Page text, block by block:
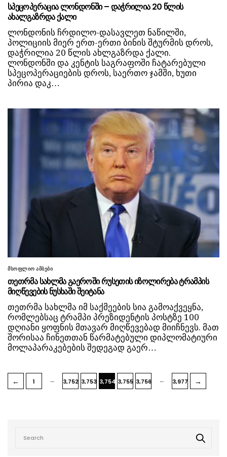
სპეცოპერაცია ლონდონში – დაჭრილია 20 წლის
ახალგაზრდა ქალი
ლონდონის ჩრდილო-დასავლეთ ნაწილში,
პოლიციის მიერ ერთ-ერთი ბინის შტურმის დროს,
დაჭრილია 20 წლის ახლგაზრდა ქალი.
ლონდონში და კენტის საგრაფოში ჩატარებული
სპეცოპერაციების დროს, საერთო ჯამში, ხუთი
პირია დაკ…
მსოფლიო ამბები
თეთრმა სახლმა გაეროში რუსეთის იზოლირება ტრამპის
მიღწევების ნუსხაში შეიტანა
თეთრმა სახლმა იმ საქმეების სია გამოაქვეყნა,
რომლებსაც ტრამპი პრეზიდენტის პოსტზე 100
დღიანი ყოფნის მთავარ მიღწევებად მიიჩნევს. მათ
შორისაა ჩინეთთან წარმატებული დიპლომატიური
მოლაპარაკებების შედეგად გაერ…
← 1 … 3,752 3,753 3,754 3,755 3,756 … 3,977 →